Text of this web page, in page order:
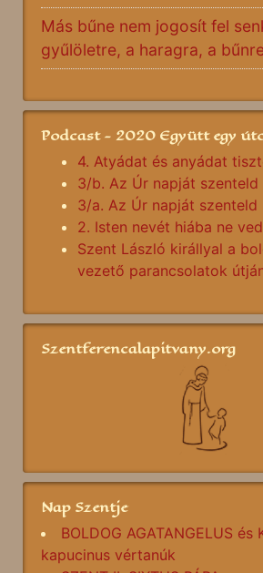
Más bűne nem jogosít fel
gyűlöletre, a haragra, a
Podcast - 2020 Együtt egy
4. Atyádat és anyádat
3/b. Az Úr napját szenteld
3/a. Az Úr napját szenteld
2. Isten nevét hiába ne
Szent László királlyal a
vezető parancsolatok
Szentferencalapitvany.org
Nap Szentje
BOLDOG AGATANGELUS és
kapucinus vértanúk